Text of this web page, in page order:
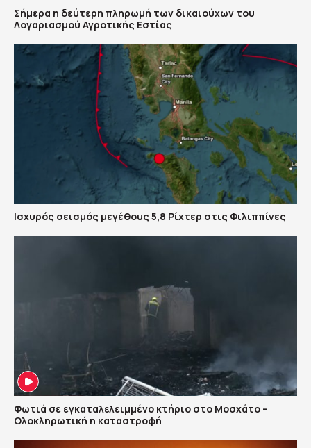
Σήμερα η δεύτερη πληρωμή των δικαιούχων του
Λογαριασμού Αγροτικής Εστίας
Ισχυρός σεισμός μεγέθους 5,8 Ρίχτερ στις Φιλιππίνες
Φωτιά σε εγκαταλελειμμένο κτήριο στο Μοσχάτο –
Ολοκληρωτική η καταστροφή